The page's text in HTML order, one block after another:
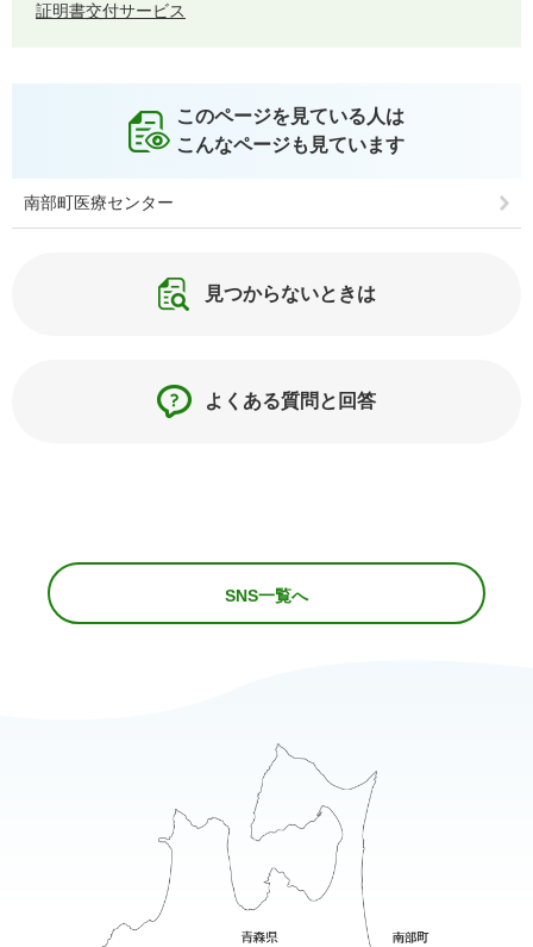
証明書交付サービス
このページを見ている人は
こんなページも見ています
南部町医療センター
見つからないときは
よくある質問と回答
SNS一覧へ